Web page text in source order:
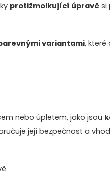
protižmolkující úpravě si
variantami, které
nebo úpletem, jako jsou
její bezpečnost a